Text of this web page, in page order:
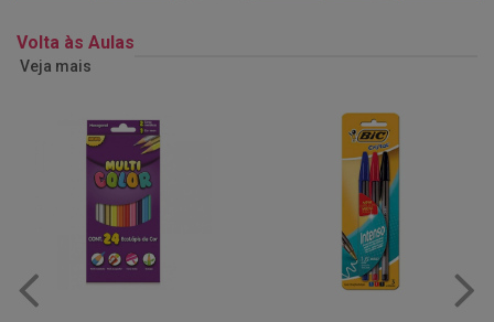
Volta às Aulas
Veja mais